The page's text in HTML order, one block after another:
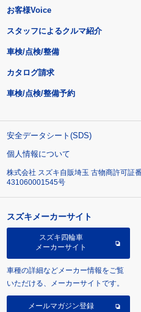
お客様Voice
スタッフによるクルマ紹介
車検/点検/整備
カタログ請求
車検/点検/整備予約
安全データシート(SDS)
個人情報について
株式会社 スズキ自販埼玉 古物商許可証
431060001545号
スズキメーカーサイト
スズキ四輪車
メーカーサイト
車種の詳細などメーカー情報をご覧
いただける、メーカーサイトです。
メールマガジン登録